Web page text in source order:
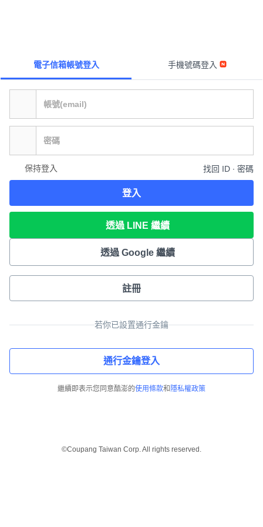
電子信箱帳號登入 手機號碼登入
保持登入 找回 ID ∙ 密碼
登入
透過 LINE 繼續
透過 Google 繼續
註冊
若你已設置通行金鑰
通行金鑰登入
繼續即表示您同意酷澎的使用條款和 隱私權政策
©Coupang Taiwan Corp. All rights reserved.